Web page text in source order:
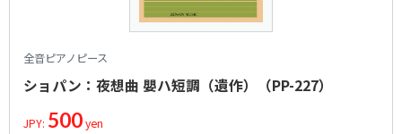
全音ピアノピース
ショパン：夜想曲 嬰ハ短調（遺作）（PP-227）
JPY: 500yen